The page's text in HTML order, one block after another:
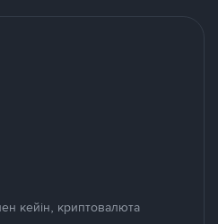
кейін, криптовалюта